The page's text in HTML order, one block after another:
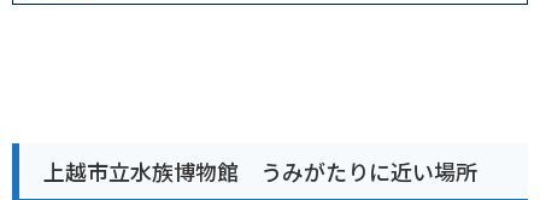
上越市立水族博物館 うみがたりに近い場所